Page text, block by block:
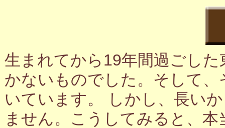
生まれてから19年間過ごし
かないものでした。そして
いています。 しかし、長い
ません。こうしてみると、